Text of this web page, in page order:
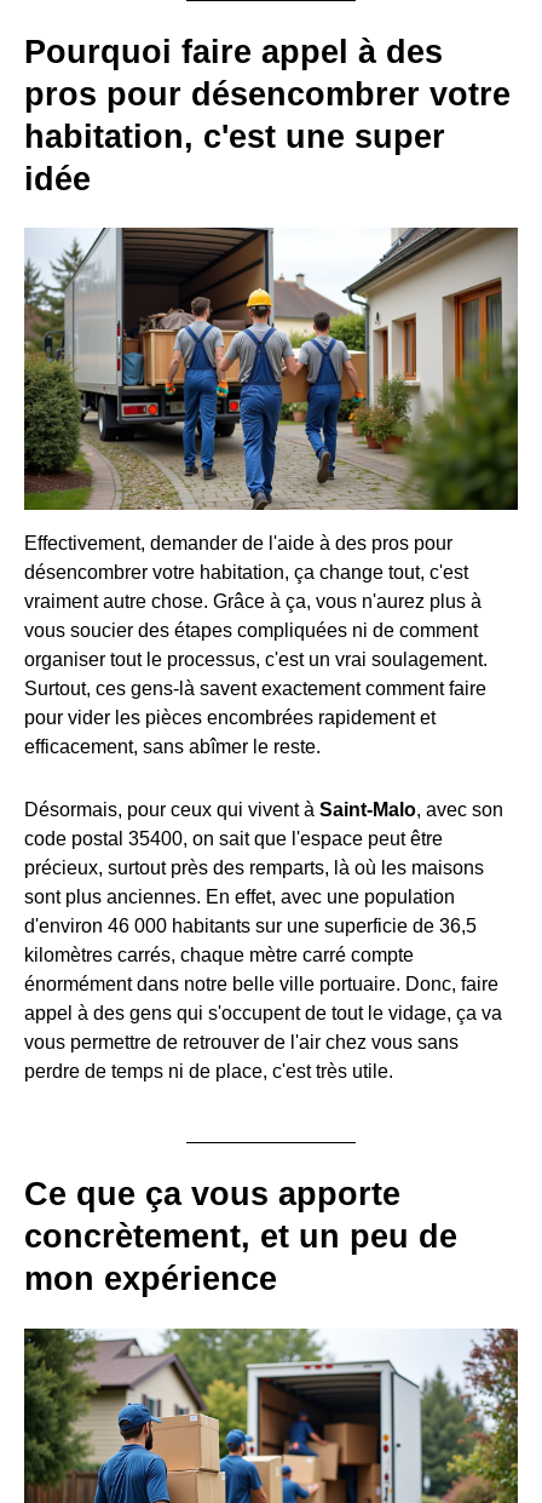
Pourquoi faire appel à des
pros pour désencombrer votre
habitation, c'est une super
idée
Effectivement, demander de l'aide à des pros pour
désencombrer votre habitation, ça change tout, c'est
vraiment autre chose. Grâce à ça, vous n'aurez plus à
vous soucier des étapes compliquées ni de comment
organiser tout le processus, c'est un vrai soulagement.
Surtout, ces gens-là savent exactement comment faire
pour vider les pièces encombrées rapidement et
efficacement, sans abîmer le reste.
Désormais, pour ceux qui vivent à Saint-Malo, avec son
code postal 35400, on sait que l'espace peut être
précieux, surtout près des remparts, là où les maisons
sont plus anciennes. En effet, avec une population
d'environ 46 000 habitants sur une superficie de 36,5
kilomètres carrés, chaque mètre carré compte
énormément dans notre belle ville portuaire. Donc, faire
appel à des gens qui s'occupent de tout le vidage, ça va
vous permettre de retrouver de l'air chez vous sans
perdre de temps ni de place, c'est très utile.
Ce que ça vous apporte
concrètement, et un peu de
mon expérience